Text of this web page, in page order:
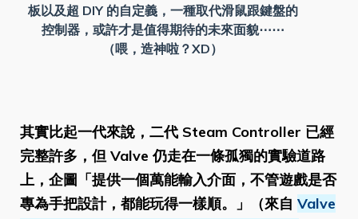
板以及超 DIY 的自定義，一種取代滑鼠跟鍵盤的
控制器，或許才是值得期待的未來面貌⋯⋯
（喂，造神啦？XD）
其實比起一代來說，二代 Steam Controller 已經
完整許多，但 Valve 仍走在一條孤獨的實驗道路
上，企圖「提供一個萬能輸入介面，不管遊戲是否
專為手把設計，都能玩得一樣順。」（來自 Valve